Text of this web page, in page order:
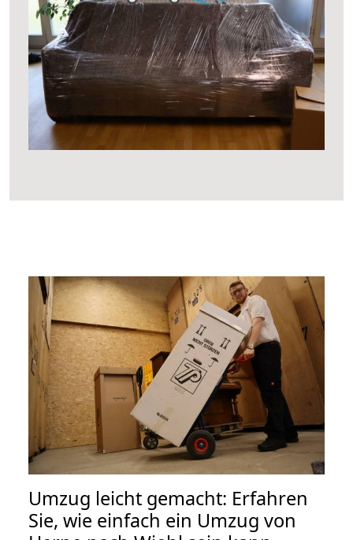
Umzug leicht gemacht: Erfahren
Sie, wie einfach ein Umzug von